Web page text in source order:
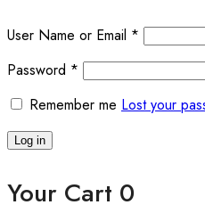
User Name or Email *
Password *
Remember me Lost your
Log in
Your Cart 0